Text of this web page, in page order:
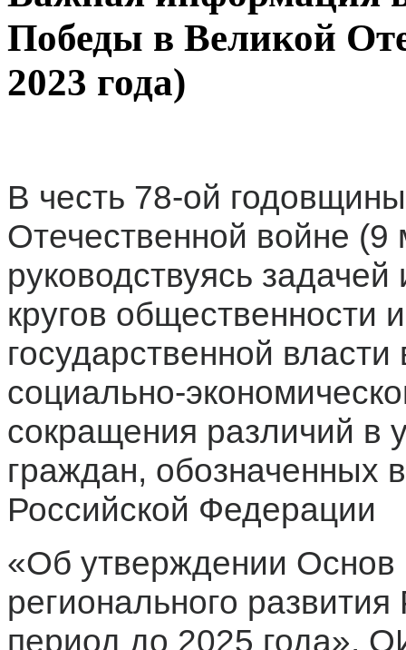
Победы в Великой
2023 года)
В честь 78-ой
Отечественной войне (9
руководствуясь
кругов общественности
государственной
социально-
сокращения различий в
граждан, обозначенных
Российской Федерации
«Об утверждении Основ
регионального
период до 2025 года»,